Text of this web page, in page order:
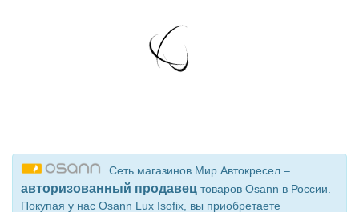
Сеть магазинов Мир Автокресел –
авторизованный продавец товаров Osann в России.
Покупая у нас Osann Lux Isofix, вы приобретаете